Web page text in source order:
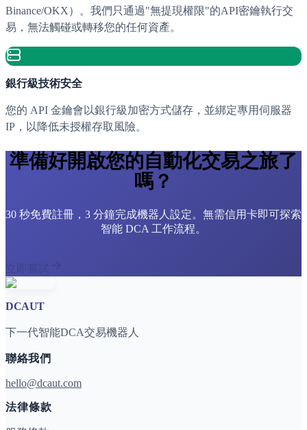
Binance/OKX）。我們只通過"無提現權限"的API密鑰執行交
易，無法觸碰或轉移您的任何資產。
銀行級技術安全
您的 API 金鑰會以銀行級加密方式儲存，並綁定專用伺服器
IP，以降低未授權存取風險。
準備好開啟您的自動化交易之旅了
嗎？
30 秒免費註冊，3 分鐘完成機器人設定。無需信用卡即可探索
智能 DCA 工作流程。
立即嘗試
DCAUT
下一代智能DCA交易機器人
聯絡我們
hello@dcaut.com
法律條款